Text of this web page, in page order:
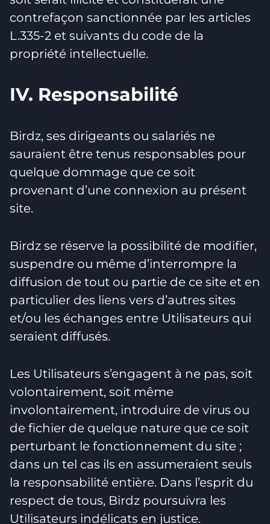
contrefaçon sanctionnée par les articles
L.335-2 et suivants du code de la
propriété intellectuelle.
IV. Responsabilité
Birdz, ses dirigeants ou salariés ne
sauraient être tenus responsables pour
quelque dommage que ce soit
provenant d’une connexion au présent
site.
Birdz se réserve la possibilité de modifier,
suspendre ou même d’interrompre la
diffusion de tout ou partie de ce site et en
particulier des liens vers d’autres sites
et/ou les échanges entre Utilisateurs qui
seraient diffusés.
Les Utilisateurs s’engagent à ne pas, soit
volontairement, soit même
involontairement, introduire de virus ou
de fichier de quelque nature que ce soit
perturbant le fonctionnement du site ;
dans un tel cas ils en assumeraient seuls
la responsabilité entière. Dans l’esprit du
respect de tous, Birdz poursuivra les
Utilisateurs indélicats en justice.